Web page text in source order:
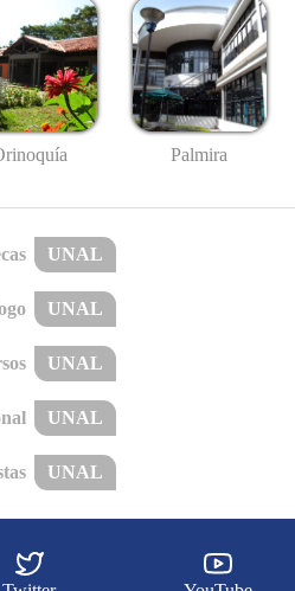
Palmira
UNAL
UNAL
UNAL
UNAL
UNAL